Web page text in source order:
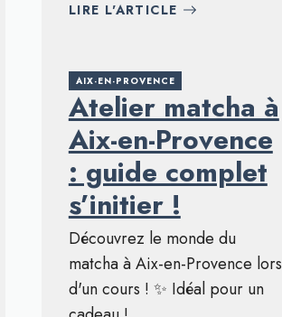
LIRE L'ARTICLE
AIX-EN-PROVENCE
Atelier matcha à
Aix-en-Provence
: guide complet
s’initier !
Découvrez le monde du
matcha à Aix-en-Provence lors
d'un cours ! ✨ Idéal pour un